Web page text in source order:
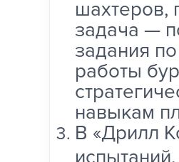
шахтеров,
задача —
задания
работы
навыкам
В «Дрилл